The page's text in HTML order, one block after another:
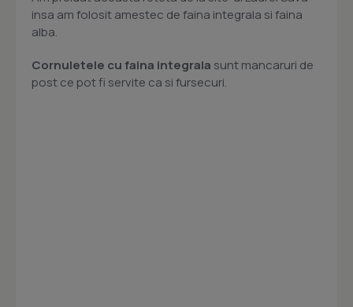
insa am folosit amestec de faina integrala si faina
alba.
Cornuletele cu faina integrala sunt mancaruri de
post ce pot fi servite ca si fursecuri.